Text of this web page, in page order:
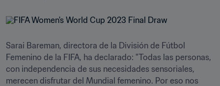
Sarai Bareman, directora de la División de Fútbol
Femenino de la FIFA, ha declarado: "Todas las personas,
con independencia de sus necesidades sensoriales,
merecen disfrutar del Mundial femenino. Por eso nos